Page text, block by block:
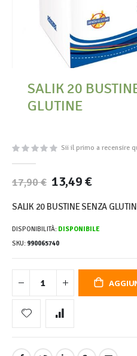
all'inizio
galleria
SALIK 20
GLUTINE
Sii il primo a recensire
17,90 € 13,49 €
SALIK 20 BUSTINE SENZA
DISPONIBILITÀ: DISPONIBILE
SKU 990065740